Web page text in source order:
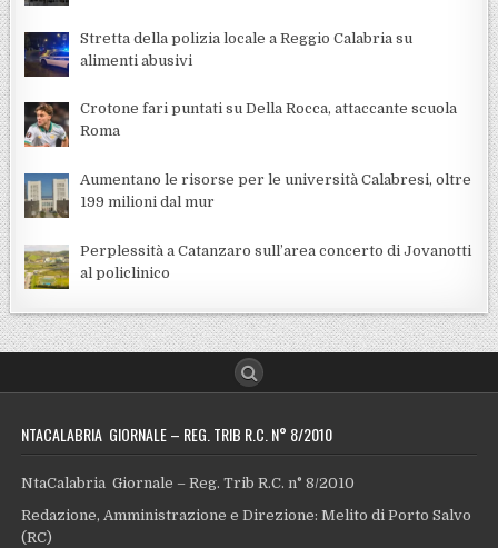
Stretta della polizia locale a Reggio Calabria su
alimenti abusivi
Crotone fari puntati su Della Rocca, attaccante scuola
Roma
Aumentano le risorse per le università Calabresi, oltre
199 milioni dal mur
Perplessità a Catanzaro sull’area concerto di Jovanotti
al policlinico
NTACALABRIA GIORNALE – REG. TRIB R.C. N° 8/2010
NtaCalabria Giornale – Reg. Trib R.C. n° 8/2010
Redazione, Amministrazione e Direzione: Melito di Porto Salvo
(RC)